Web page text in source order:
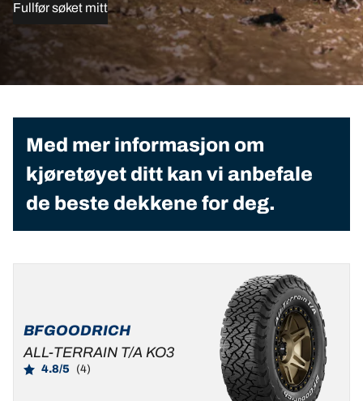
Fullfør søket mitt
Med mer informasjon om
kjøretøyet ditt kan vi anbefale
de beste dekkene for deg.
BFGOODRICH
ALL-TERRAIN T/A KO3
4.8/5 (4)